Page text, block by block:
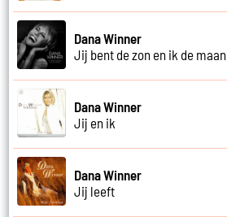
Dana Winner
Jij bent de zon en ik de maan
Dana Winner
Jij en ik
Dana Winner
Jij leeft